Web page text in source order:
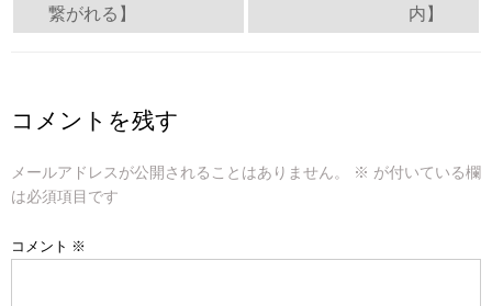
稿
ビ
ゲ
ー
シ
繋がれる】
内】
コメントを残す
メールアドレスが公開されることはありません。 ※ が付いている欄
は必須項目です
コメント ※